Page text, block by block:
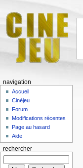
navigation
Accueil
Cinéjeu
Forum
Modifications récentes
Page au hasard
Aide
rechercher